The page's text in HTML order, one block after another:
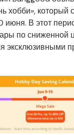
хобби», который
июня. В этот
по сниженной
эксклюзивными